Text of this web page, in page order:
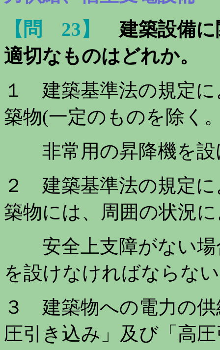
【問 23】
建築設備
適切なものはどれか。
１ 建築基準法の規定に
築物(一定のものを除く
非常用の昇降機を設
２ 建築基準法の規定に
築物には、周囲の状況
安全上支障がない場
を設けなければならな
３ 建築物への電力の供
圧引き込み」及び「高